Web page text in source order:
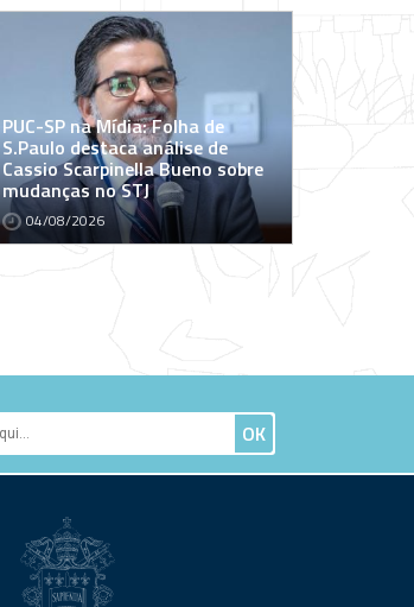
PUC-SP na Mídia: Folha de
S.Paulo destaca análise de
Cassio Scarpinella Bueno sobre
mudanças no STJ
04/08/2026